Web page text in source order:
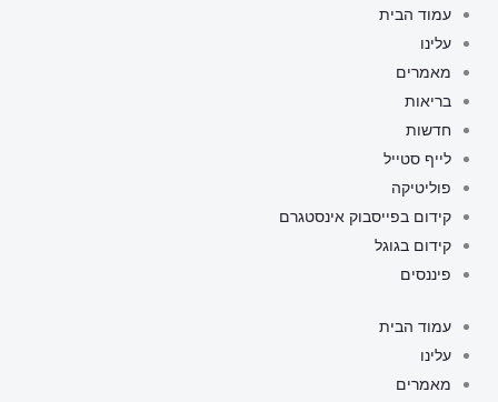
דילוג
לתוכן
עמוד הבית
עלינו
מאמרים
בריאות
חדשות
לייף סטייל
פוליטיקה
קידום בפייסבוק אינסטגרם
קידום בגוגל
פיננסים
עמוד הבית
עלינו
מאמרים